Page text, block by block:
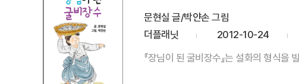
문현실 글/박얀손 그림
더플래닛
2012-10-24
『장님이 된 굴비장수』는 설화의 형식